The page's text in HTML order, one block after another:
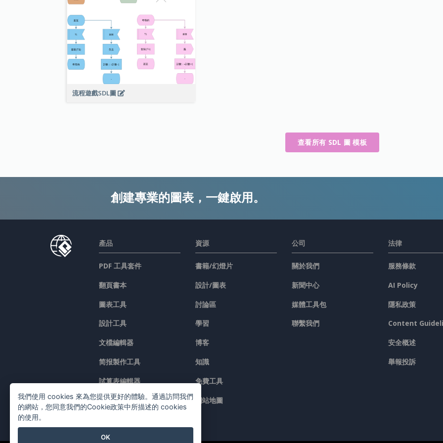
流程遊戲SDL圖
查看所有 SDL 圖 模板
創建專業的圖表，一鍵啟用。
產品
PDF 工具套件
翻頁書本
圖表工具
設計工具
文檔編輯器
简报製作工具
試算表編輯器
價格
資源
書籍/幻燈片
設計/圖表
討論區
學習
博客
知識
免費工具
網站地圖
公司
關於我們
新聞中心
媒體工具包
聯繫我們
法律
服務條款
AI Policy
隱私政策
Content
安全概述
舉報投訴
我們使用 cookies 來為您提供更好的體驗。通過訪問我們
的網站，您同意我們的Cookie政策中所描述的 cookies
的使用。
OK